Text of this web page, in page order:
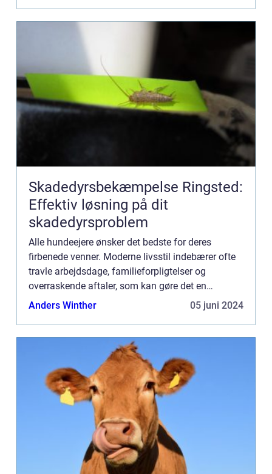
Skadedyrsbekæmpelse Ringsted:
Effektiv løsning på dit
skadedyrsproblem
Alle hundeejere ønsker det bedste for deres
firbenede venner. Moderne livsstil indebærer ofte
travle arbejdsdage, familieforpligtelser og
overraskende aftaler, som kan gøre det en
udfordring at tilbyde sin hund tilstrækkelig...
Anders Winther 05 juni 2024